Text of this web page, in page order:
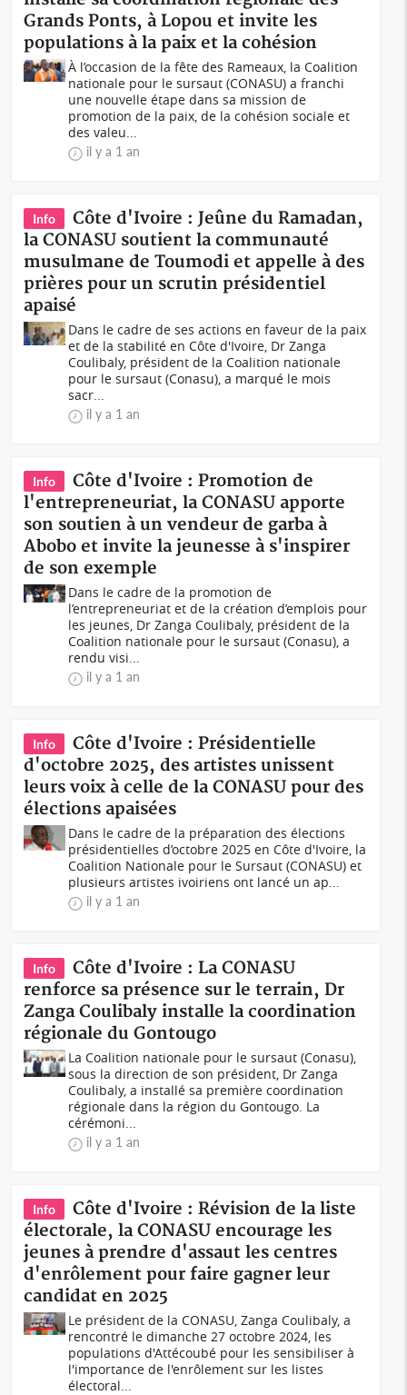
Grands Ponts, à Lopou et invite les
populations à la paix et la cohésion
À l’occasion de la fête des Rameaux, la Coalition
nationale pour le sursaut (CONASU) a franchi
une nouvelle étape dans sa mission de
promotion de la paix, de la cohésion sociale et
des valeu...
il y a 1 an
Info
Côte d'Ivoire : Jeûne du Ramadan,
la CONASU soutient la communauté
musulmane de Toumodi et appelle à des
prières pour un scrutin présidentiel
apaisé
Dans le cadre de ses actions en faveur de la paix
et de la stabilité en Côte d'Ivoire, Dr Zanga
Coulibaly, président de la Coalition nationale
pour le sursaut (Conasu), a marqué le mois
sacr...
il y a 1 an
Info
Côte d'Ivoire : Promotion de
l'entrepreneuriat, la CONASU apporte
son soutien à un vendeur de garba à
Abobo et invite la jeunesse à s'inspirer
de son exemple
Dans le cadre de la promotion de
l’entrepreneuriat et de la création d’emplois pour
les jeunes, Dr Zanga Coulibaly, président de la
Coalition nationale pour le sursaut (Conasu), a
rendu visi...
il y a 1 an
Info
Côte d'Ivoire : Présidentielle
d'octobre 2025, des artistes unissent
leurs voix à celle de la CONASU pour des
élections apaisées
Dans le cadre de la préparation des élections
présidentielles d’octobre 2025 en Côte d'Ivoire, la
Coalition Nationale pour le Sursaut (CONASU) et
plusieurs artistes ivoiriens ont lancé un ap...
il y a 1 an
Info
Côte d'Ivoire : La CONASU
renforce sa présence sur le terrain, Dr
Zanga Coulibaly installe la coordination
régionale du Gontougo
La Coalition nationale pour le sursaut (Conasu),
sous la direction de son président, Dr Zanga
Coulibaly, a installé sa première coordination
régionale dans la région du Gontougo. La
cérémoni...
il y a 1 an
Info
Côte d'Ivoire : Révision de la liste
électorale, la CONASU encourage les
jeunes à prendre d'assaut les centres
d'enrôlement pour faire gagner leur
candidat en 2025
Le président de la CONASU, Zanga Coulibaly, a
rencontré le dimanche 27 octobre 2024, les
populations d'Attécoubé pour les sensibiliser à
l'importance de l'enrôlement sur les listes
électoral...